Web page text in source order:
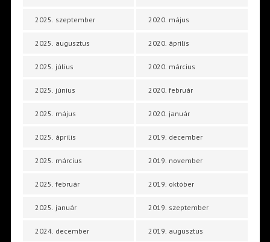
2025. szeptember
2025. augusztus
2025. július
2025. június
2025. május
2025. április
2025. március
2025. február
2025. január
2024. december
2020. május
2020. április
2020. március
2020. február
2020. január
2019. december
2019. november
2019. október
2019. szeptember
2019. augusztus